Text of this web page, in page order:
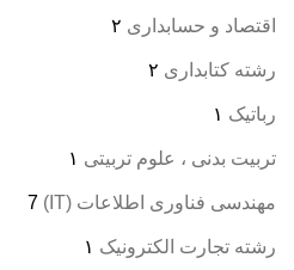
اقتصاد و حسابداری ۲
رشته کتابداری ۲
رباتیک ۱
تربیت بدنی ، علوم تربیتی ۱
مهندسی فناوری اطلاعات (IT) 7
رشته تجارت الکترونیک ۱